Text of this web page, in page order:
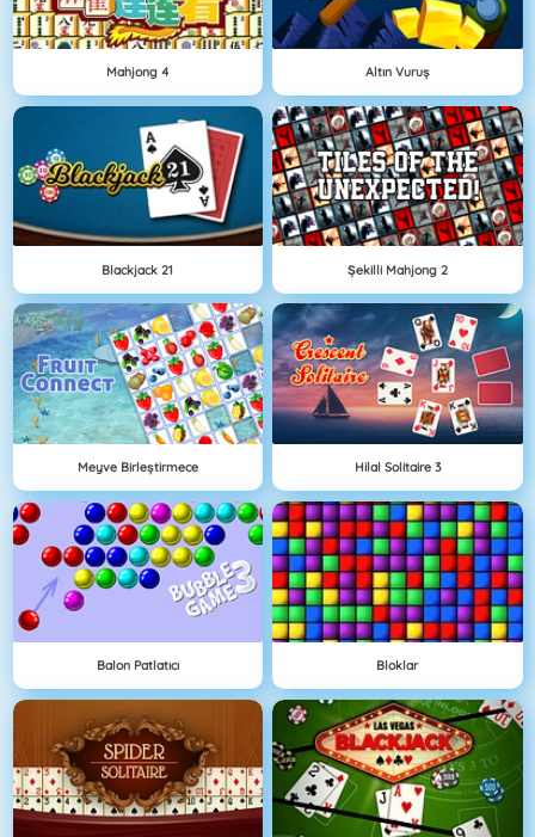
Mahjong 4 Altın Vuruş
Blackjack 21 Şekilli Mahjong 2
Meyve Birleştirmece Hilal Solitaire 3
Balon Patlatıcı Bloklar